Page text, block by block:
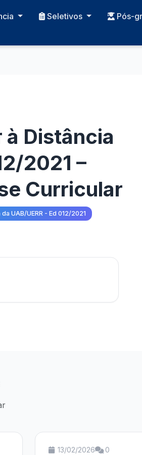
Seletivos Pós-
Distância
2021 –
Curricular
UAB/UERR - Ed 012/2021
13/02/2026 0